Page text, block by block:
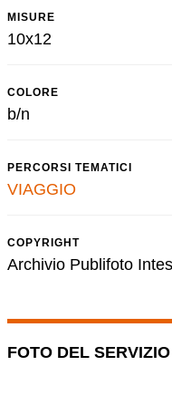
MISURE
10x12
COLORE
b/n
PERCORSI TEMATICI
VIAGGIO
COPYRIGHT
Archivio Publifoto
FOTO DEL